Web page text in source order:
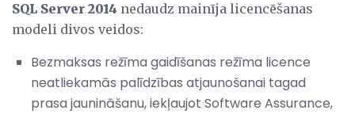
SQL Server 2014 nedaudz mainīja licencēšanas
modeli divos veidos:
Bezmaksas režīma gaidīšanas režīma licence
neatliekamās palīdzības atjaunošanai tagad
prasa jaunināšanu, iekļaujot Software Assurance,